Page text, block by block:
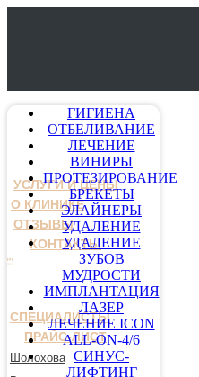
УСЛУГИ И ЦЕНЫ
О КЛИНИКЕ
ОТЗЫВЫ
КОНТАКТЫ
СПЕЦИАЛИСТЫ
ПРАЙС-ЛИСТ
Шолохова
ГИГИЕНА
ОТБЕЛИВАНИЕ
ЛЕЧЕНИЕ
ВИНИРЫ
ПРОТЕЗИРОВАНИЕ
БРЕКЕТЫ
ЭЛАЙНЕРЫ
УДАЛЕНИЕ
УДАЛЕНИЕ
ЗУБОВ
МУДРОСТИ
ИМПЛАНТАЦИЯ
ЛАЗЕР
ЛЕЧЕНИЕ ICON
ALL-ON-4/6
СИНУС-
ЛИФТИНГ